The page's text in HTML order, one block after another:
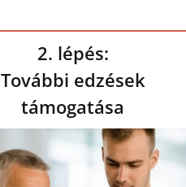
2. lépés:
További edzések
támogatása